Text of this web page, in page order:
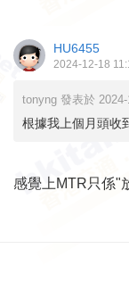
HU6455
2024-12-18
tonyng 發表於 2024-
根據我上個月頭收
感覺上MTR只係"